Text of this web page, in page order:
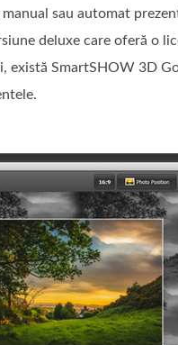
sau automat
deluxe care oferă o
există SmartSHOW 3D